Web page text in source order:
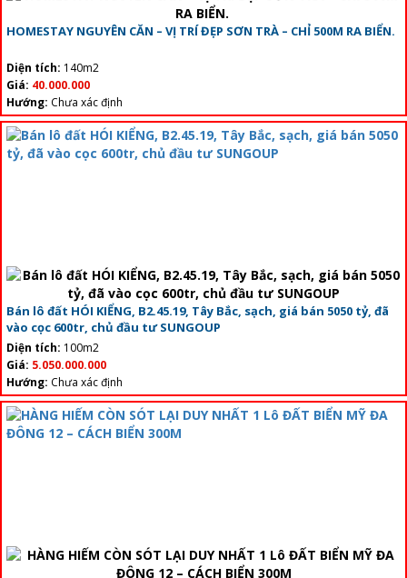
HOMESTAY NGUYÊN CĂN – VỊ TRÍ ĐẸP SƠN TRÀ – CHỈ 500M RA BIỂN.
Diện tích: 140m2
Giá: 40.000.000
Hướng: Chưa xác định
Bán lô đất HÓI KIỂNG, B2.45.19, Tây Bắc, sạch, giá bán 5050 tỷ, đã
vào cọc 600tr, chủ đầu tư SUNGOUP
Diện tích: 100m2
Giá: 5.050.000.000
Hướng: Chưa xác định